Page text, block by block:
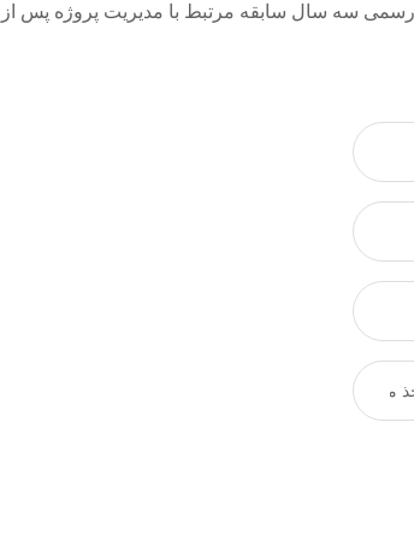
سه سال سابقه مرتبط با مدیریت پروژه پس